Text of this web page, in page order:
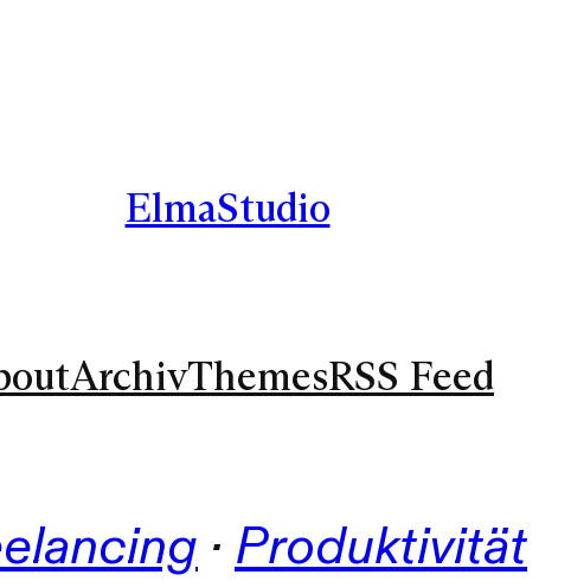
ElmaStudio
ArchivThemesRSS Feed
· Produktivität